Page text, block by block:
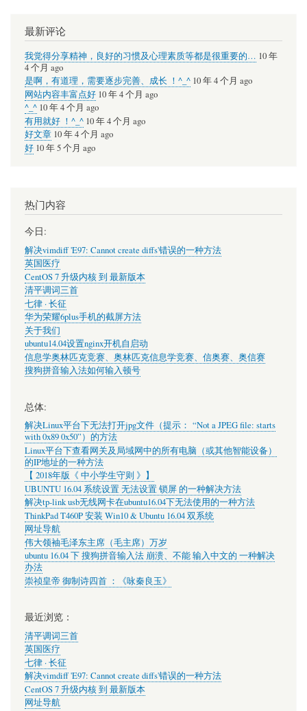
最新评论
我觉得分享精神，良好的习惯及心理素质等都是很重要的… 10 年
4 个月 ago
是啊，有道理，需要逐步完善、成长 ！^_^ 10 年 4 个月 ago
网站内容丰富点好 10 年 4 个月 ago
^_^ 10 年 4 个月 ago
有用就好 ！^_^ 10 年 4 个月 ago
好文章 10 年 4 个月 ago
好 10 年 5 个月 ago
热门内容
今日:
解决vimdiff 'E97: Cannot create diffs'错误的一种方法
英国医疗
CentOS 7 升级内核 到 最新版本
清平调词三首
七律 · 长征
华为荣耀6plus手机的截屏方法
关于我们
ubuntu14.04设置nginx开机自启动
信息学奥林匹克竞赛、奥林匹克信息学竞赛、信奥赛、奥信赛
搜狗拼音输入法如何输入顿号
总体:
解决Linux平台下无法打开jpg文件（提示： “Not a JPEG file: starts
with 0x89 0x50”）的方法
Linux平台下查看网关及局域网中的所有电脑（或其他智能设备）
的IP地址的一种方法
【 2018年版《 中小学生守则 》】
UBUNTU 16.04 系统设置 无法设置 锁屏 的一种解决方法
解决tp-link usb无线网卡在ubuntu16.04下无法使用的一种方法
ThinkPad T460P 安装 Win10 & Ubuntu 16.04 双系统
网址导航
伟大领袖毛泽东主席（毛主席）万岁
ubuntu 16.04 下 搜狗拼音输入法 崩溃、不能 输入中文的 一种解决
办法
崇祯皇帝 御制诗四首 ：《咏秦良玉》
最近浏览：
清平调词三首
英国医疗
七律 · 长征
解决vimdiff 'E97: Cannot create diffs'错误的一种方法
CentOS 7 升级内核 到 最新版本
网址导航